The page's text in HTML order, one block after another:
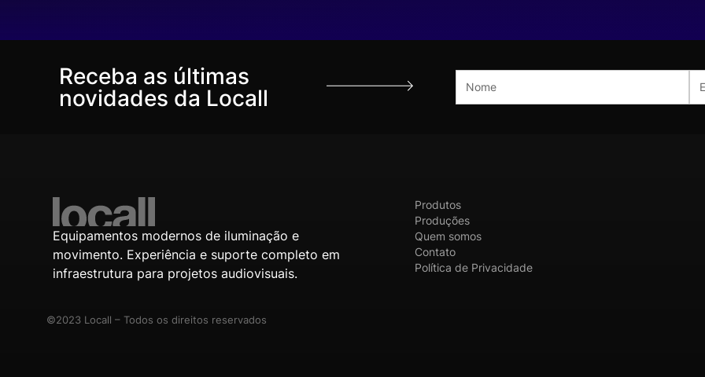
Receba as últimas
novidades da Locall
Equipamentos modernos de iluminação e
movimento. Experiência e suporte completo em
infraestrutura para projetos audiovisuais.
Produtos
Produções
Quem somos
Contato
Política de Privacidade
©2023 Locall – Todos os direitos reservados